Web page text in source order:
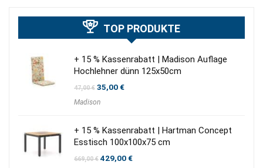
TOP PRODUKTE
+ 15 % Kassenrabatt | Madison Auflage
Hochlehner dünn 125x50cm
47,00€ Ursprünglicher
war:
35,00€Aktueller
Madison
+ 15 % Kassenrabatt | Hartman Concept
Esstisch 100x100x75 cm
669,00€ Ursprünglicher
429,00€Aktueller